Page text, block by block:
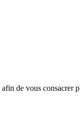
de vous consacrer